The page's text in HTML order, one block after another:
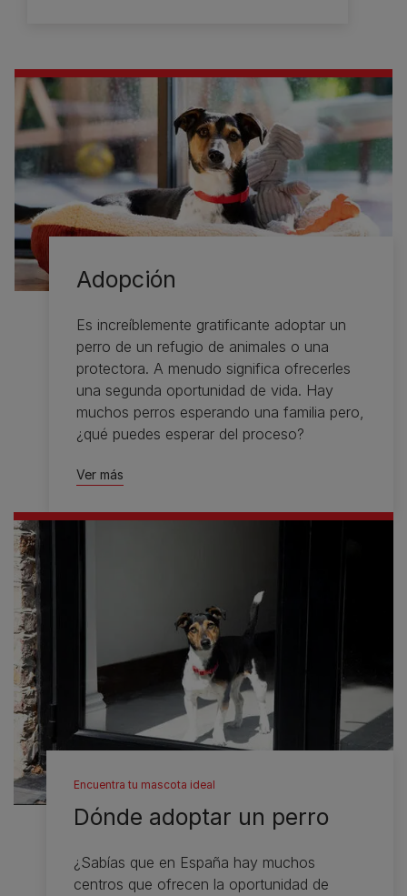
Adopción
Es increíblemente gratificante adoptar un
perro de un refugio de animales o una
protectora. A menudo significa ofrecerles
una segunda oportunidad de vida. Hay
muchos perros esperando una familia pero,
¿qué puedes esperar del proceso?
Ver más
Encuentra tu mascota ideal
Dónde adoptar un perro
¿Sabías que en España hay muchos
centros que ofrecen la oportunidad de